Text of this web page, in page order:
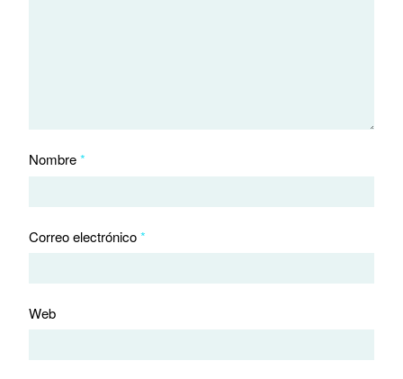
Nombre*
Correo electrónico*
Web